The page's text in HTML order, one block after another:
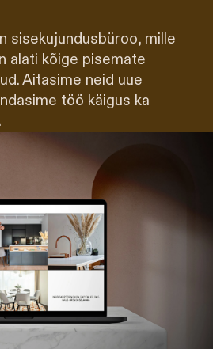
sisekujundusbüroo, mille
alati kõige pisemate
Aitasime neid uue
töö käigus ka